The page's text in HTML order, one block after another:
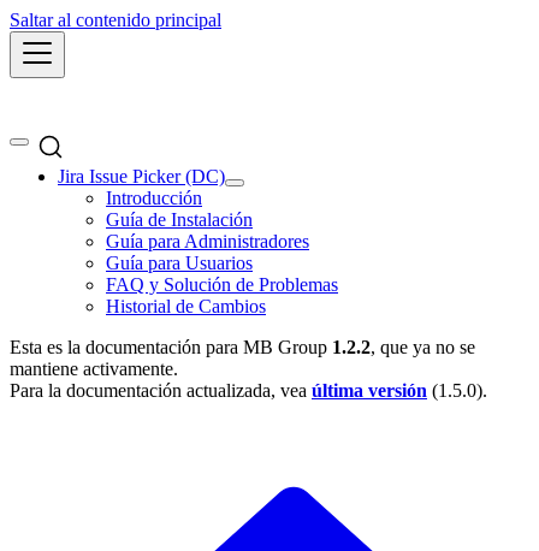
Saltar al contenido principal
Jira Issue Picker (DC)
Introducción
Guía de Instalación
Guía para Administradores
Guía para Usuarios
FAQ y Solución de Problemas
Historial de Cambios
Esta es la documentación para MB Group 1.2.2, que ya no se
mantiene activamente.
Para la documentación actualizada, vea última versión (1.5.0).